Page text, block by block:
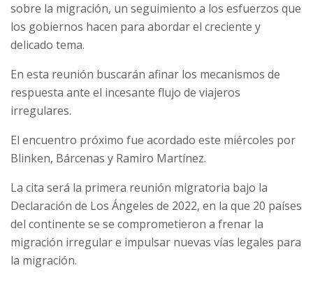
sobre la migración, un seguimiento a los esfuerzos que
los gobiernos hacen para abordar el creciente y
delicado tema.
En esta reunión buscarán afinar los mecanismos de
respuesta ante el incesante flujo de viajeros
irregulares.
El encuentro próximo fue acordado este miércoles por
Blinken, Bárcenas y Ramiro Martínez.
La cita será la primera reunión migratoria bajo la
Declaración de Los Ángeles de 2022, en la que 20 países
del continente se se comprometieron a frenar la
migración irregular e impulsar nuevas vías legales para
la migración.